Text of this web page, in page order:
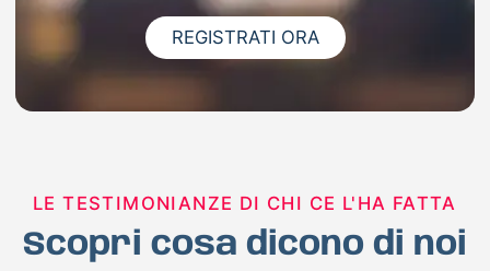
REGISTRATI ORA
LE TESTIMONIANZE DI CHI CE L'HA FATTA
Scopri cosa dicono di noi